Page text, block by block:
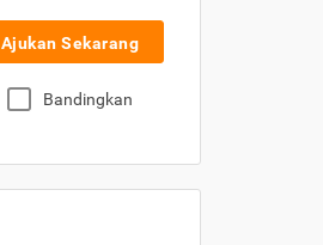
Ajukan Sekarang
Bandingkan